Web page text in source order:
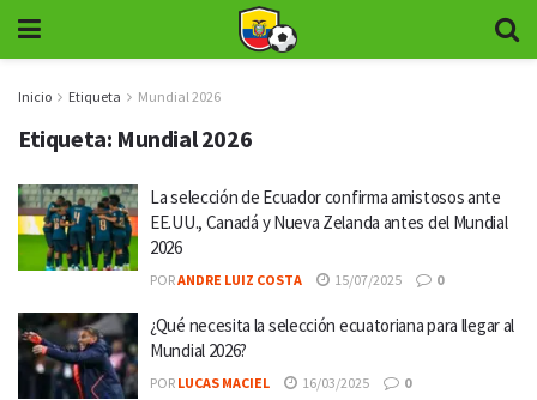
Inicio Etiqueta Mundial 2026
Etiqueta: Mundial 2026
La selección de Ecuador confirma amistosos ante
EE.UU., Canadá y Nueva Zelanda antes del Mundial
2026
PORANDRE LUIZ COSTA 15/07/2025 0
¿Qué necesita la selección ecuatoriana para llegar al
Mundial 2026?
POR LUCAS MACIEL 16/03/2025 0